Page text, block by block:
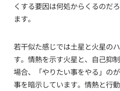
くする要因は何処からくるのだ
ます。
若干似た感じでは土星と火星の
す。情熱を示す火星と、自己抑
場合、「やりたい事をやる」の
事を暗示しています。情熱と行